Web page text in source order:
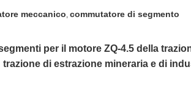
meccanico, commutatore di segmento
per il motore ZQ-4.5 della
trazione di estrazione mineraria e di